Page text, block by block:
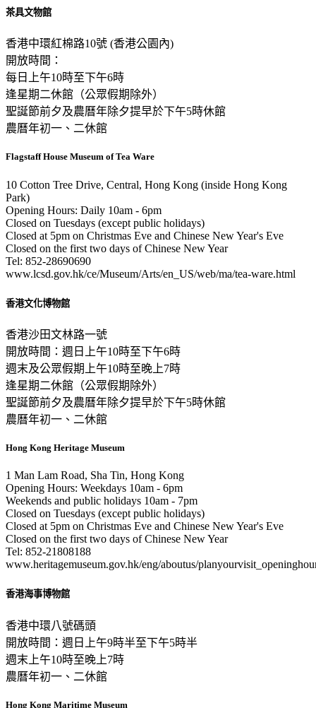
茶具文物館
香港中環紅棉路10號 (香港公園內)
開放時間：
每日上午10時至下午6時
逢星期二休館（公眾假期除外）
聖誕節前夕及農曆年除夕提早於下午5時休館
農曆年初一、二休館
Flagstaff House Museum of Tea Ware
10 Cotton Tree Drive, Central, Hong Kong (inside Hong Kong
Park)
Opening Hours: Daily 10am - 6pm
Closed on Tuesdays (except public holidays)
Closed at 5pm on Christmas Eve and Chinese New Year's Eve
Closed on the first two days of Chinese New Year
Tel: 852-28690690
www.lcsd.gov.hk/ce/Museum/Arts/en_US/web/ma/tea-ware.html
香港文化博物館
香港沙田文林路一號
開放時間：週日上午10時至下午6時
週末及公眾假期上午10時至晚上7時
逢星期二休館（公眾假期除外）
聖誕節前夕及農曆年除夕提早於下午5時休館
農曆年初一、二休館
Hong Kong Heritage Museum
1 Man Lam Road, Sha Tin, Hong Kong
Opening Hours: Weekdays 10am - 6pm
Weekends and public holidays 10am - 7pm
Closed on Tuesdays (except public holidays)
Closed at 5pm on Christmas Eve and Chinese New Year's Eve
Closed on the first two days of Chinese New Year
Tel: 852-21808188
www.heritagemuseum.gov.hk/eng/aboutus/
香港海事博物館
香港中環八號碼頭
開放時間：週日上午9時半至下午5時半
週末上午10時至晚上7時
農曆年初一、二休館
Hong Kong Maritime Museum